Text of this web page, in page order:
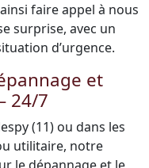
faire appel à nous
surprise, avec un
d’urgence.
et
24/7
(11) ou dans les
utilitaire, notre